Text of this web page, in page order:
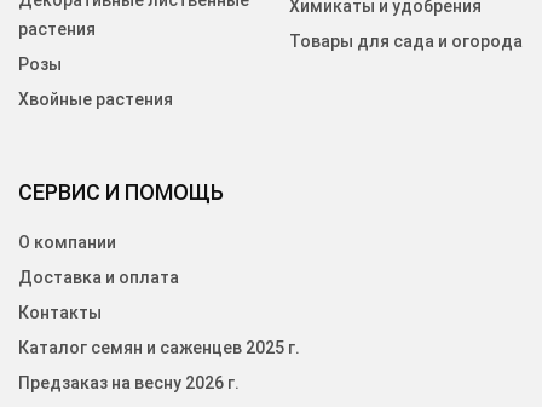
СЕРВИС И ПОМОЩЬ
О компании
Доставка и оплата
Контакты
Каталог семян и саженцев 2025 г.
Предзаказ на весну 2026 г.
растения
Розы
Хвойные растения
Химикаты и удобрения
Товары для сада и огорода